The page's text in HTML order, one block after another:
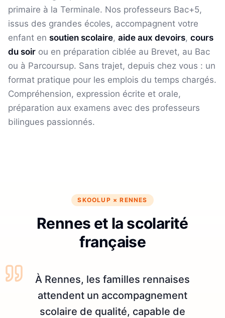
primaire à la Terminale. Nos professeurs Bac+5,
issus des grandes écoles, accompagnent votre
enfant en soutien scolaire, aide aux devoirs, cours
du soir ou en préparation ciblée au Brevet, au Bac
ou à Parcoursup. Sans trajet, depuis chez vous : un
format pratique pour les emplois du temps chargés.
Compréhension, expression écrite et orale,
préparation aux examens avec des professeurs
bilingues passionnés.
SKOOLUP ×RENNES
Rennes et la scolarité
française
À Rennes, les familles rennaises
attendent un accompagnement
scolaire de qualité, capable de